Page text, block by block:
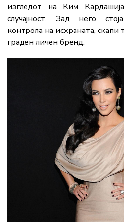
изгледот на Ким
случајност. Зад него
контрола на исхраната,
граден личен бренд.